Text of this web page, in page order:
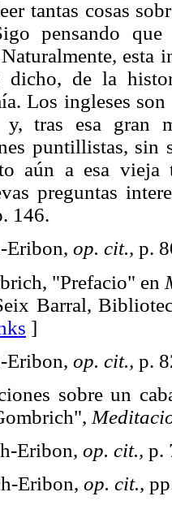
tantas cosas
pensando
esta
de la
Los ingleses
y, tras esa gran
puntillistas, sin
aún a esa
preguntas
146.
Eribon, op. cit., p.
"Prefacio" en
Barral,
]
Eribon, op. cit., p.
sobre un
Eribon, op. cit., p.
Eribon, op. cit.,